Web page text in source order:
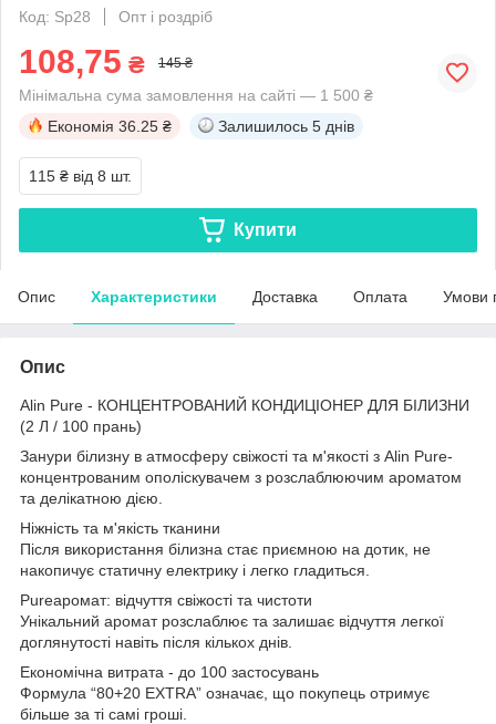
Код: Sp28
Опт і роздріб
108,75 ₴ 145 ₴
Мінімальна сума замовлення на сайті — 1 500 ₴
Економія 36.25 ₴ Залишилось 5 днів
115 ₴ від 8 шт.
Купити
Опис Характеристики Доставка Оплата Умови
Опис
Alin Pure - КОНЦЕНТРОВАНИЙ КОНДИЦІОНЕР ДЛЯ БІЛИЗНИ
(2 Л / 100 прань)
Занури білизну в атмосферу свіжості та м'якості з Alin Pure-
концентрованим ополіскувачем з розслаблюючим ароматом
та делікатною дією.
Ніжність та м'якість тканини
Після використання білизна стає приємною на дотик, не
накопичує статичну електрику і легко гладиться.
Pureаромат: відчуття свіжості та чистоти
Унікальний аромат розслаблює та залишає відчуття легкої
доглянутості навіть після кількох днів.
Економічна витрата - до 100 застосувань
Формула “80+20 EXTRA” означає, що покупець отримує
більше за ті самі гроші.